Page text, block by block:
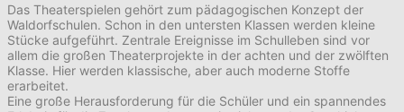
Das Theaterspielen gehört zum pädagogischen Konzept der
Waldorfschulen. Schon in den untersten Klassen werden kleine
Stücke aufgeführt. Zentrale Ereignisse im Schulleben sind vor
allem die großen Theaterprojekte in der achten und der zwölften
Klasse. Hier werden klassische, aber auch moderne Stoffe
erarbeitet.
Eine große Herausforderung für die Schüler und ein spannendes